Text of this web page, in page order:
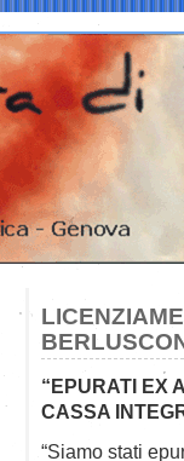
“EPURATI EX
CASSA
“Siamo stati